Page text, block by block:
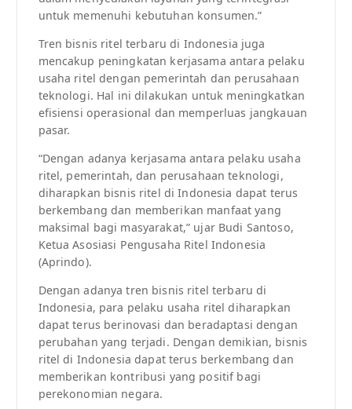
untuk memenuhi kebutuhan konsumen.”
Tren bisnis ritel terbaru di Indonesia juga
mencakup peningkatan kerjasama antara pelaku
usaha ritel dengan pemerintah dan perusahaan
teknologi. Hal ini dilakukan untuk meningkatkan
efisiensi operasional dan memperluas jangkauan
pasar.
“Dengan adanya kerjasama antara pelaku usaha
ritel, pemerintah, dan perusahaan teknologi,
diharapkan bisnis ritel di Indonesia dapat terus
berkembang dan memberikan manfaat yang
maksimal bagi masyarakat,” ujar Budi Santoso,
Ketua Asosiasi Pengusaha Ritel Indonesia
(Aprindo).
Dengan adanya tren bisnis ritel terbaru di
Indonesia, para pelaku usaha ritel diharapkan
dapat terus berinovasi dan beradaptasi dengan
perubahan yang terjadi. Dengan demikian, bisnis
ritel di Indonesia dapat terus berkembang dan
memberikan kontribusi yang positif bagi
perekonomian negara.